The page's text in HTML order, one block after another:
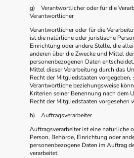
g) Verantwortlicher oder für die
Verantwortlicher
Verantwortlicher oder für die
ist die natürliche oder juristische
Einrichtung oder andere Stelle, die
anderen über die Zwecke und Mittel
personenbezogenen Daten
Mittel dieser Verarbeitung durch das
Recht der Mitgliedstaaten vorgegeben,
Verantwortliche beziehungsweise
Kriterien seiner Benennung nach dem
Recht der Mitgliedstaaten vorgesehen
h) Auftragsverarbeiter
Auftragsverarbeiter ist eine natürliche
Person, Behörde, Einrichtung oder
personenbezogene Daten im Auftrag
verarbeitet.